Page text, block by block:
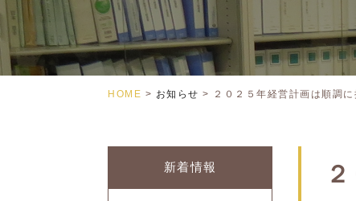
HOME > お知らせ > ２０２５年経営計画は順調
新着情報